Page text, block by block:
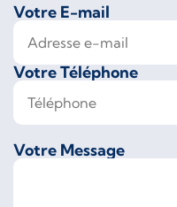
Votre E-mail
Votre Téléphone
Votre Message